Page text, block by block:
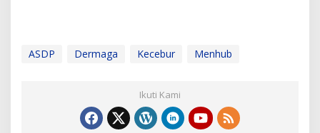
ASDP Dermaga Kecebur Menhub
Ikuti Kami